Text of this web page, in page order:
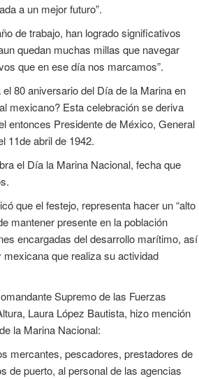
a un mejor futuro”.
de trabajo, han logrado significativos
quedan muchas millas que navegar
que en ese día nos marcamos”.
80 aniversario del Día de la Marina en
mexicano? Esta celebración se deriva
entonces Presidente de México, General
11de abril de 1942.
el Día la Marina Nacional, fecha que
que el festejo, representa hacer un “alto
mantener presente en la población
encargadas del desarrollo marítimo, así
que realiza su actividad
Supremo de las Fuerzas
Laura López Bautista, hizo mención
la Marina Nacional:
mercantes, pescadores, prestadores de
de puerto, al personal de las agencias